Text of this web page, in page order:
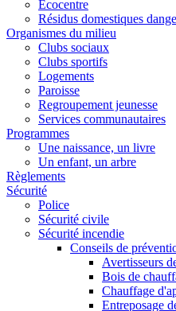
Écocentre
Résidus domestiques
Organismes du milieu
Clubs sociaux
Clubs sportifs
Logements
Paroisse
Regroupement jeunesse
Services communautaires
Programmes
Une naissance, un livre
Un enfant, un arbre
Règlements
Sécurité
Police
Sécurité civile
Sécurité incendie
Conseils de
Avertisseurs
Bois de
Chauffage
Entreposage